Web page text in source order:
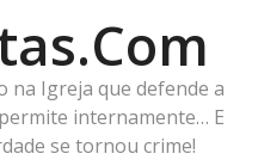
na Igreja que defende a
internamente… E
se tornou crime!